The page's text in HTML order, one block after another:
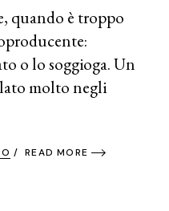
quando è troppo
o lo soggioga. Un
molto negli
READ MORE